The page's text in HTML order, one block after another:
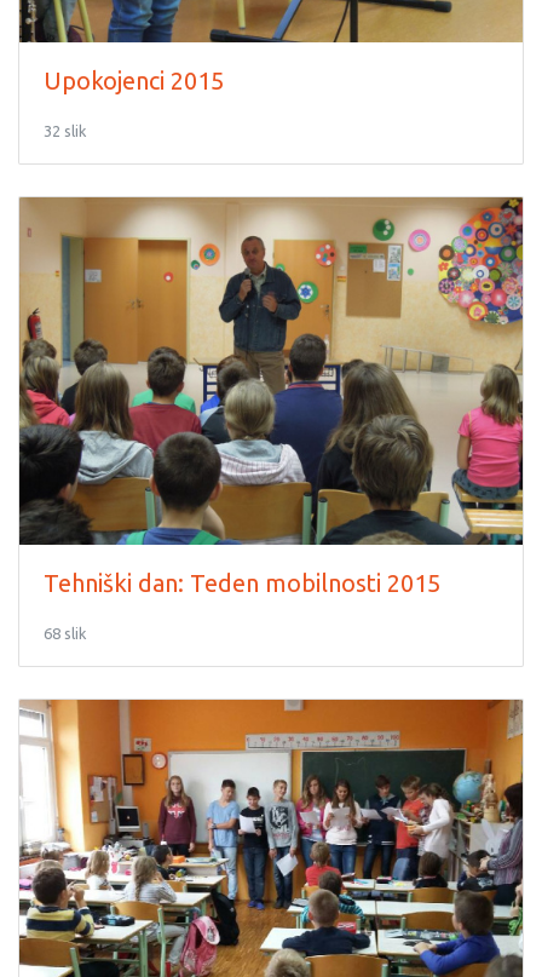
Upokojenci 2015
32 slik
Tehniški dan: Teden mobilnosti 2015
68 slik